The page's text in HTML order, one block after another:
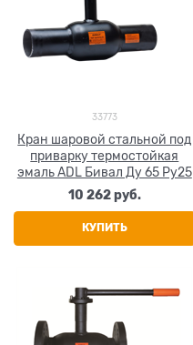
33773
Кран шаровой стальной под
приварку термостойкая
эмаль ADL Бивал Ду 65 Ру25
10 262 руб.
КУПИТЬ